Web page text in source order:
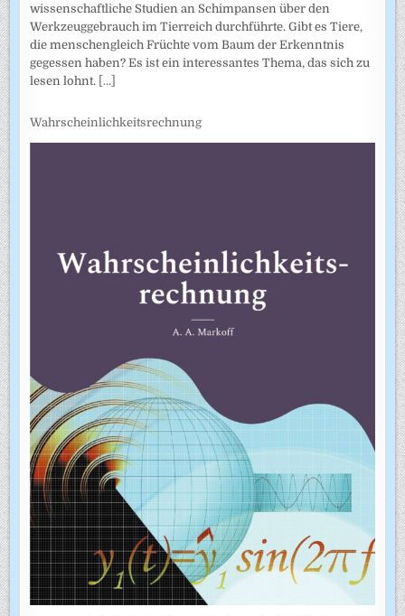
wissenschaftliche Studien an Schimpansen über den
Werkzeuggebrauch im Tierreich durchführte. Gibt es Tiere,
die menschengleich Früchte vom Baum der Erkenntnis
gegessen haben? Es ist ein interessantes Thema, das sich zu
lesen lohnt. [...]
Wahrscheinlichkeitsrechnung